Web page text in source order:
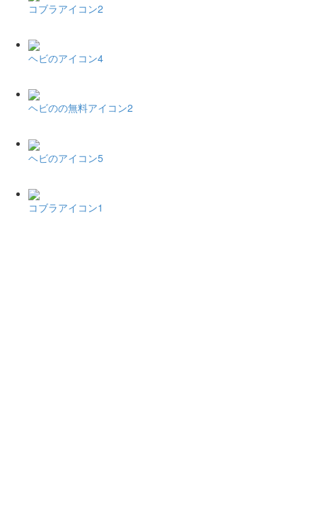
コブラアイコン2
ヘビのアイコン4
ヘビのの無料アイコン2
ヘビのアイコン5
コブラアイコン1